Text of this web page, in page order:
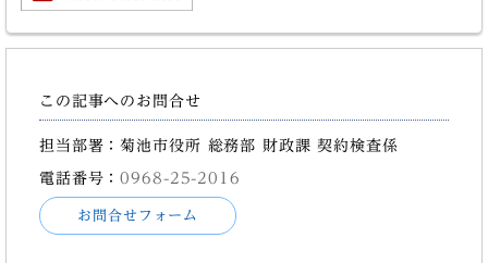
この記事へのお問合せ
担当部署：菊池市役所 総務部 財政課 契約検査係
電話番号：0968-25-2016
お問合せフォーム